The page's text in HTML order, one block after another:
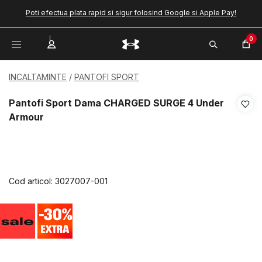
Poti efectua plata rapid si sigur folosind Google si Apple Pay!
0
INCALTAMINTE PANTOFI SPORT
Pantofi Sport Dama CHARGED SURGE 4 Under
Armour
Cod articol: 3027007-001